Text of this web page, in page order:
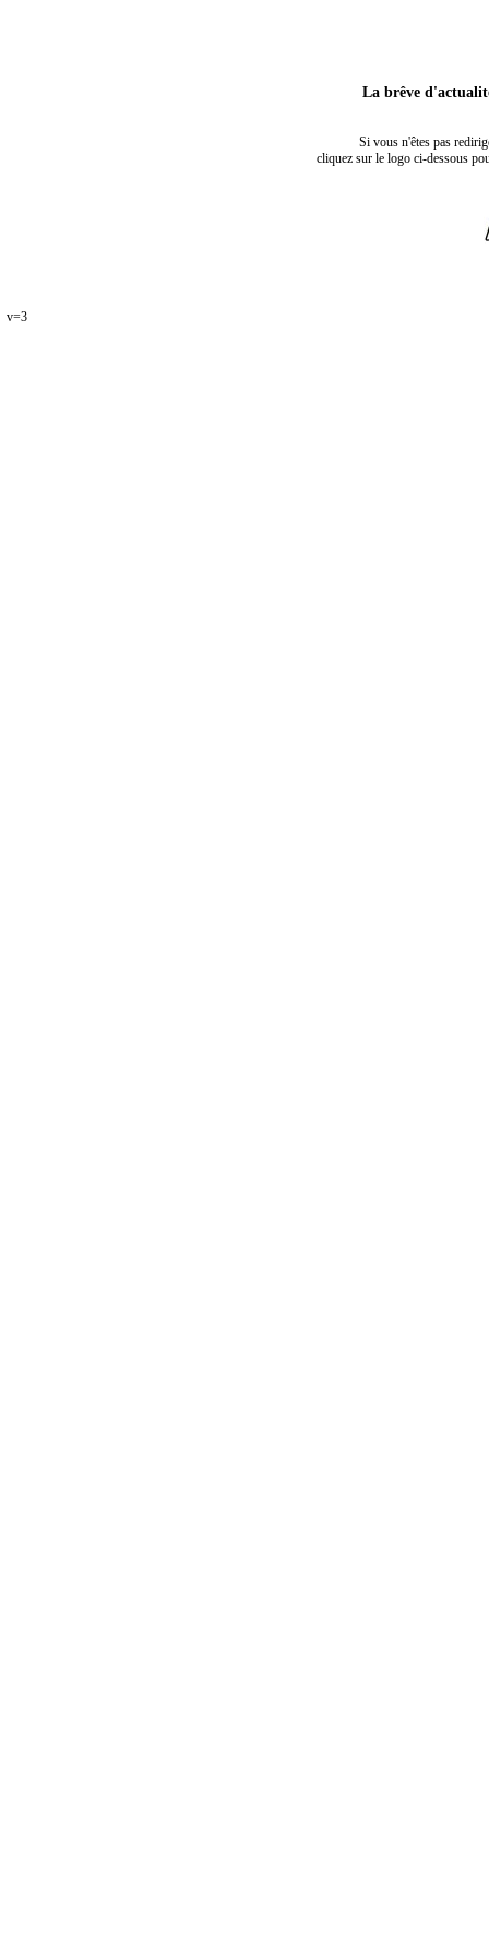
La brêve
Si vous n'êtes pas
cliquez sur le logo ci-dessous
v=3